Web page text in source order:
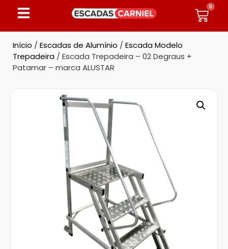
0
Início / Escadas de Alumínio / Escada Modelo
Trepadeira / Escada Trepadeira – 02 Degraus +
Patamar – marca ALUSTAR